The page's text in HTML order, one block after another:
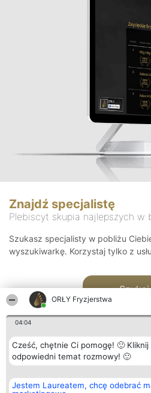
ORŁY Fryzjerstwa
04:04
Cześć, chętnie Ci pomogę! 🙂
odpowiedni temat rozmowy! 🙂
Jestem Laureatem, chcę odebrać
Znajdź specjalistę
Plebiscyt skupia najlepszych w
Szukasz specjalisty w pobliżu
wyszukiwarkę. Korzystaj tylko z
Szukaj
Organizator plebiscytu
Bright Side Solutions sp. z o.
Plebiscyt
Laureaci